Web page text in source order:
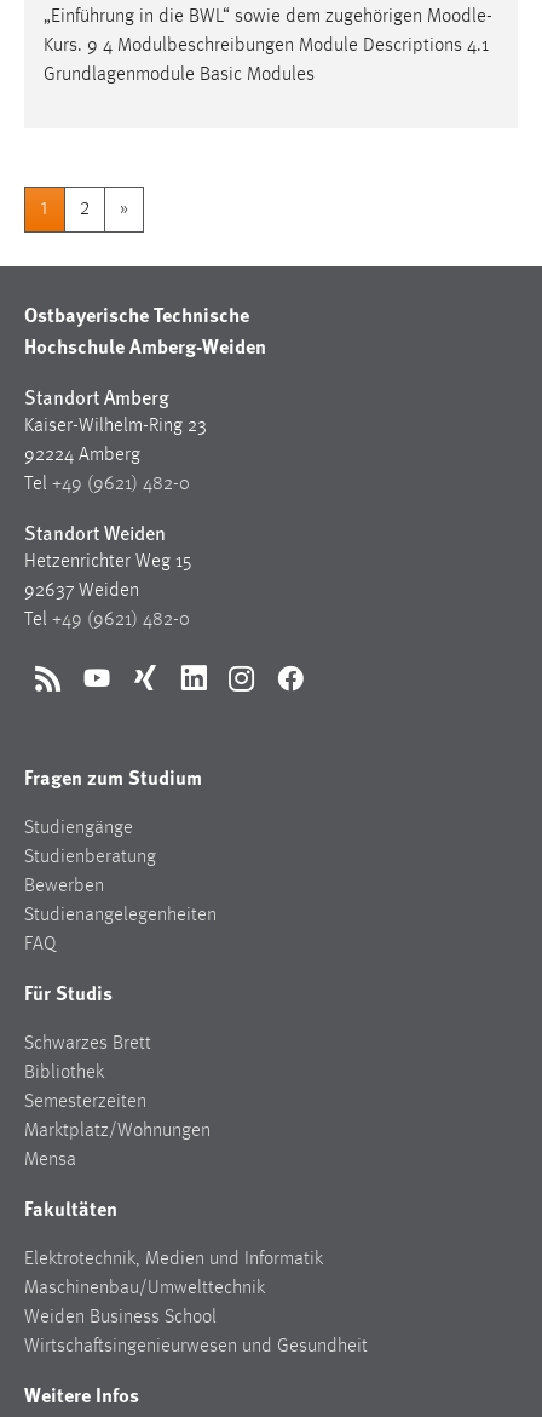
„Einführung in die BWL“ sowie dem zugehörigen Moodle-
Kurs. 9 4 Modulbeschreibungen Module Descriptions 4.1
Grundlagenmodule Basic Modules
1 2 »
Ostbayerische Technische
Hochschule Amberg-Weiden
Standort Amberg
Kaiser-Wilhelm-Ring 23
92224 Amberg
Tel +49 (9621) 482-0
Standort Weiden
Hetzenrichter Weg 15
92637 Weiden
Tel +49 (9621) 482-0
RSS YouTubeXing LinkedInInstagramFacebook
Fragen zum Studium
Studiengänge
Studienberatung
Bewerben
Studienangelegenheiten
FAQ
Für Studis
Schwarzes Brett
Bibliothek
Semesterzeiten
Marktplatz/Wohnungen
Mensa
Fakultäten
Elektrotechnik, Medien und Informatik
Maschinenbau/Umwelttechnik
Weiden Business School
Wirtschaftsingenieurwesen und Gesundheit
Weitere Infos